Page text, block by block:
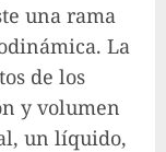
una rama
La
de los
y volumen
un líquido,